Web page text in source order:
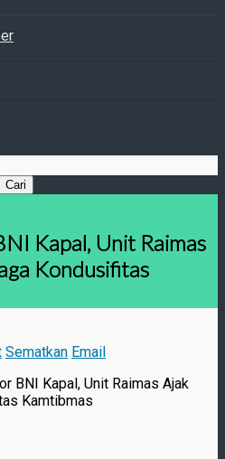
Kapal, Unit Raimas
Kondusifitas
Sematkan Email
BNI Kapal, Unit Raimas Ajak
Kamtibmas